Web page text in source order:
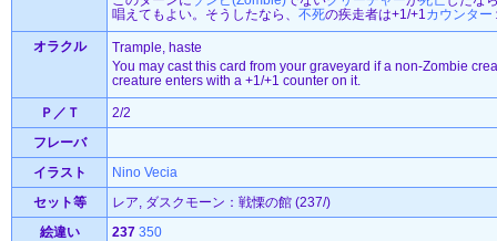
唱えてもよい。そうしたなら、 不死の疾走者は+1/+1カウンター
オラクル
Trample, haste
You may cast this card from your graveyard if a non-Zombie
creature enters with a +1/+1 counter on it.
Ｐ／Ｔ
2/2
フレーバ
イラスト
Nino Vecia
セット等
レア, ダスクモーン：戦慄の館 (237/)
絵違い
237 350